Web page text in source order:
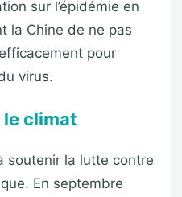
sur l’épidémie en
la Chine de ne pas
pour
virus.
le climat
soutenir la lutte contre
En septembre